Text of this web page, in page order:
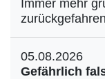
Immer mehr
05.08.2026
Gefährlich